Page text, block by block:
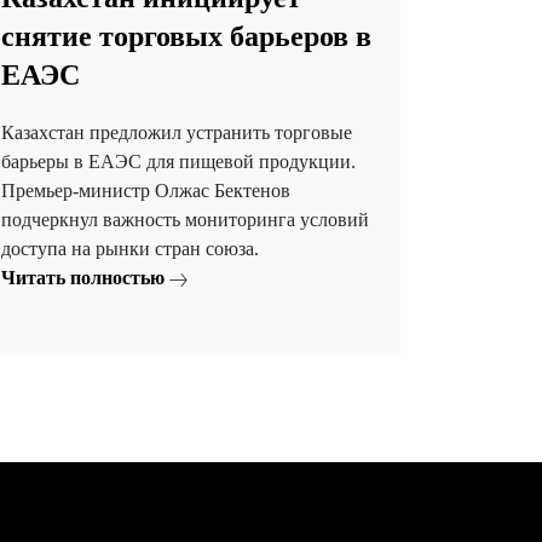
снятие торговых барьеров в
ЕАЭС
Казахстан предложил устранить торговые
барьеры в ЕАЭС для пищевой продукции.
Премьер-министр Олжас Бектенов
подчеркнул важность мониторинга условий
доступа на рынки стран союза.
Читать полностью